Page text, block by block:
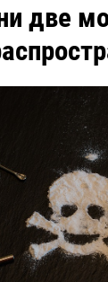
две